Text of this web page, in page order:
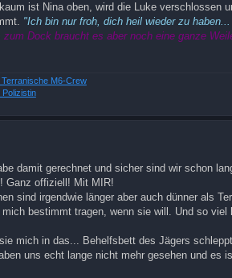
ist Nina oben, wird die Luke verschlossen
"Ich bin nur froh, dich heil wieder zu
Dock braucht es aber noch eine ganze
M6-Crew
damit gerechnet und sicher sind wir schon
Ganz offiziell! Mit MIR!
sind irgendwie länger aber auch dünner als
bestimmt tragen, wenn sie will. Und so viel
mich in das... Behelfsbett des Jägers
uns echt lange nicht mehr gesehen und es